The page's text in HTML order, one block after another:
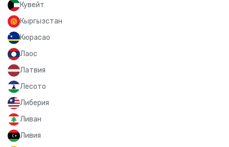
Кувейт
Кыргызстан
Кюрасао
Лаос
Латвия
Лесото
Либерия
Ливан
Ливия